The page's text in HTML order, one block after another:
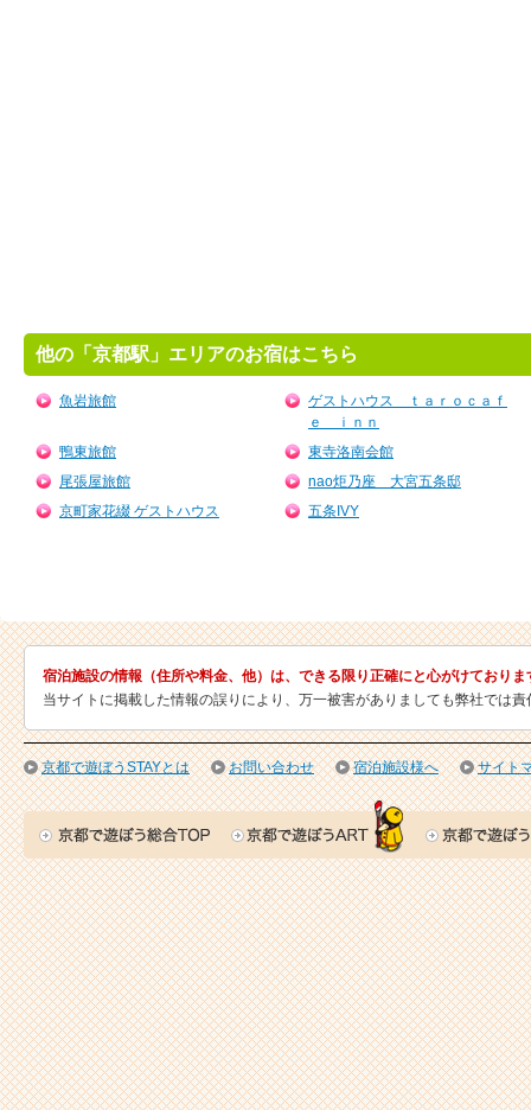
他の「京都駅」エリアのお宿はこちら
魚岩旅館
ゲストハウス ｔａｒｏｃａｆ
ｅ ｉｎｎ
鴨東旅館
東寺洛南会館
尾張屋旅館
nao炬乃座 大宮五条邸
京町家花綴 ゲストハウス
五条IVY
宿泊施設の情報（住所や料金、他）は、できる限り正確にと心がけており
当サイトに掲載した情報の誤りにより、万一被害がありましても弊社では
京都で遊ぼうSTAYとは お問い合わせ 宿泊施設様へ サイト